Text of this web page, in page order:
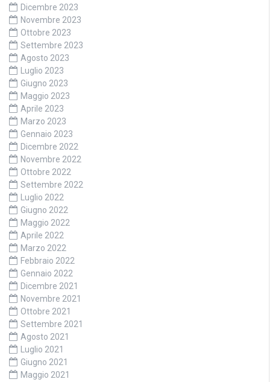
Dicembre 2023
Novembre 2023
Ottobre 2023
Settembre 2023
Agosto 2023
Luglio 2023
Giugno 2023
Maggio 2023
Aprile 2023
Marzo 2023
Gennaio 2023
Dicembre 2022
Novembre 2022
Ottobre 2022
Settembre 2022
Luglio 2022
Giugno 2022
Maggio 2022
Aprile 2022
Marzo 2022
Febbraio 2022
Gennaio 2022
Dicembre 2021
Novembre 2021
Ottobre 2021
Settembre 2021
Agosto 2021
Luglio 2021
Giugno 2021
Maggio 2021